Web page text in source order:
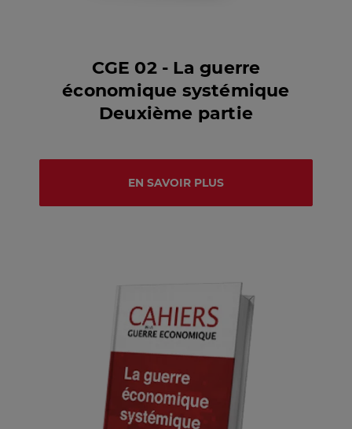
CGE 02 - La guerre
économique systémique
Deuxième partie
EN SAVOIR PLUS